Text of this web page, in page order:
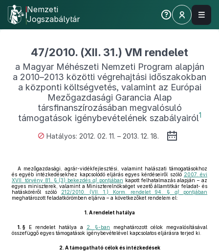
Nemzeti
Jogszabálytár
47/2010. (XII. 31.) VM rendelet
a Magyar Méhészeti Nemzeti Program alapján
a 2010–2013 közötti végrehajtási időszakokban
a központi költségvetés, valamint az Európai
Mezőgazdasági Garancia Alap
társfinanszírozásában megvalósuló
támogatások igénybevételének szabályairól1
Hatályos: 2012. 02. 11. – 2013. 12. 18.
A mezőgazdasági, agrár-vidékfejlesztési, valamint halászati támogatásokhoz
és egyéb intézkedésekhez kapcsolódó eljárás egyes kérdéseiről szóló 2007. évi
XVII. törvény 81. § (3) bekezdés a) pontjában kapott felhatalmazás alapján – az
egyes miniszterek, valamint a Miniszterelnökséget vezető államtitkár feladat- és
hatásköréről szóló
212/2010. (VII. 1.) Korm. rendelet 94. § a) pontjában
meghatározott feladatkörömben eljárva – a következőket rendelem el:
1. A rendelet hatálya
1. § E rendelet hatálya a 2. §-ban meghatározott célok megvalósításával
összefüggő egyes támogatások igénybevételével kapcsolatos eljárásra terjed ki.
2. A támogatható célok és intézkedések